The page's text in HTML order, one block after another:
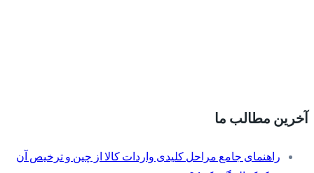
آخرین مطالب ما
راهنمای جامع مراحل کلیدی واردات کالا از چین و ترخیص آن